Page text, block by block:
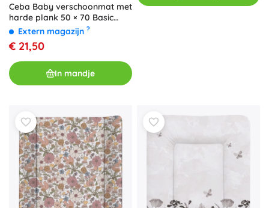
Ceba Baby verschoonmat met
harde plank 50 × 70 Basic
spotsExtern magazijn ?
€ 21,50
In mandje